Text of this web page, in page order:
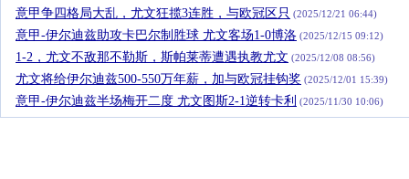
意甲争四格局大乱，尤文狂揽3连胜，与欧冠区只 (2025/12/21 06:44)
意甲-伊尔迪兹助攻卡巴尔制胜球 尤文客场1-0博洛 (2025/12/15 09:12)
1-2，尤文不敌那不勒斯，斯帕莱蒂遭遇执教尤文 (2025/12/08 08:56)
尤文将给伊尔迪兹500-550万年薪，加与欧冠挂钩奖 (2025/12/01 15:39)
意甲-伊尔迪兹半场梅开二度 尤文图斯2-1逆转卡利 (2025/11/30 10:06)